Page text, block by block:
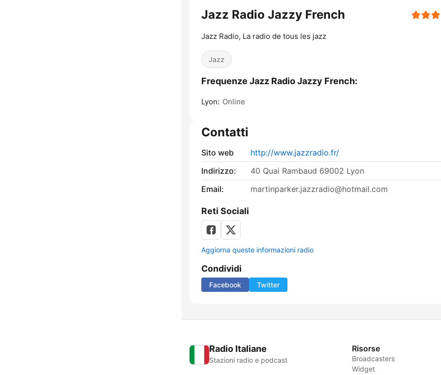
Jazz Radio Jazzy French
Jazz Radio, La radio de tous les jazz
Jazz
Frequenze Jazz Radio Jazzy French:
Lyon: Online
Contatti
Sito web
http://www.jazzradio.fr/
Indirizzo:
40 Quai Rambaud 69002 Lyon
Email:
martinparker.jazzradio@hotmail.com
Reti Sociali
Aggiorna queste informazioni radio
Condividi
Facebook Twitter
Radio Italiane
Stazioni radio e podcast
Risorse
Broadcasters
Widget